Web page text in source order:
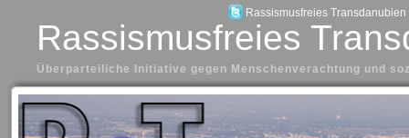
Rassismusfreies Transdanubien
Rassismusfreies
Überparteiliche Initiative gegen Menschenverachtung und